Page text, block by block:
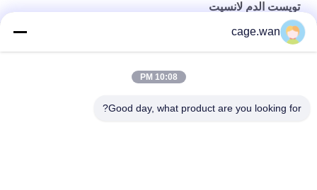
تويست الدم لانسيت
لانسيتات رفيعة للغاية للاستخدام مرة واحدة أرجوانية بمقياس عالمي
cage.wan
10:08 PM
Good day, what product are you looking for?